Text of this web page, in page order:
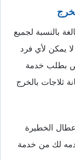
بالنسبة لجميع
لا يمكن لأي فرد
بطلب خدمة
ثلاجات بالخرج
الخطيرة
لك من خدمة